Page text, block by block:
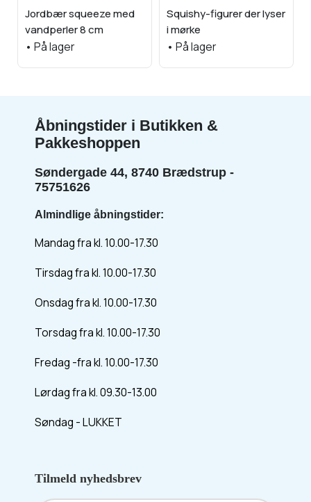
Jordbær squeeze med
vandperler 8 cm
• På lager
Squishy-figurer der lyser
i mørke
• På lager
Åbningstider i Butikken &
Pakkeshoppen
Søndergade 44, 8740 Brædstrup -
75751626
Almindlige åbningstider:
Mandag fra kl. 10.00-17.30
Tirsdag fra kl. 10.00-17.30
Onsdag fra kl. 10.00-17.30
Torsdag fra kl. 10.00-17.30
Fredag -fra kl. 10.00-17.30
Lørdag fra kl. 09.30-13.00
Søndag - LUKKET
Tilmeld nyhedsbrev